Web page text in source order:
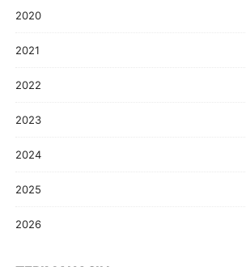
2020
2021
2022
2023
2024
2025
2026